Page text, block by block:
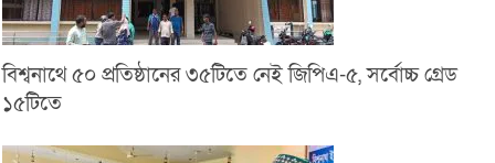
বিশ্বনাথে ৫০ প্রতিষ্ঠানের ৩৫টিতে নেই জিপিএ-৫, সর্বোচ্চ গ্রেড
১৫টিতে